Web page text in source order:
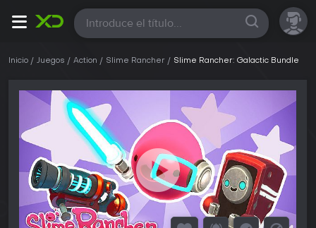
Todas
Inicio Juegos Action Slime Rancher Slime Rancher: Galactic Bundle